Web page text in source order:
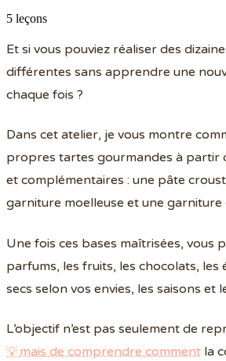
5 leçons
Et si vous pouviez réaliser des
différentes sans apprendre une
chaque fois ?
Dans cet atelier, je vous montre
propres tartes gourmandes à partir
et complémentaires : une pâte
garniture moelleuse et une garniture
Une fois ces bases maîtrisées, vous
parfums, les fruits, les chocolats, les
secs selon vos envies, les saisons et
L’objectif n’est pas seulement de
mais de comprendre commentla